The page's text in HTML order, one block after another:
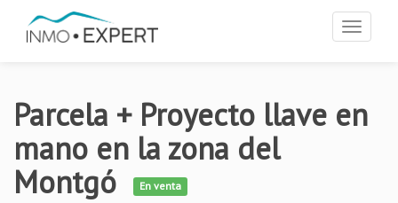
Toggle
Parcela + Proyecto llave en
mano en la zona del
Montgó
En venta